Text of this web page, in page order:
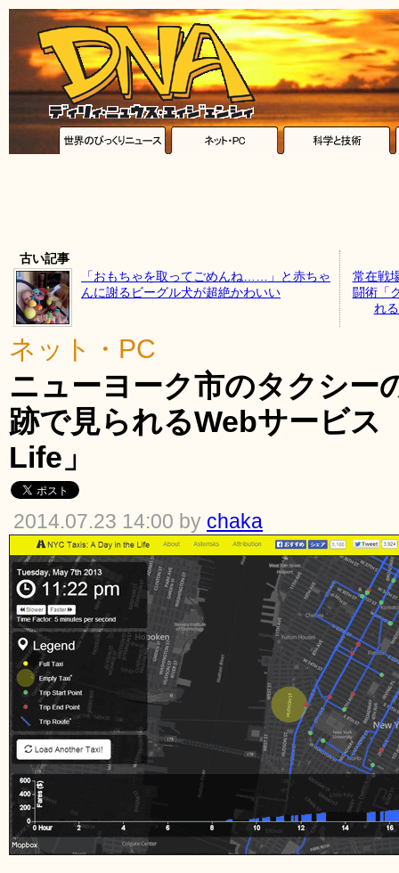
古い記事
「おもちゃを取ってごめんね……」と赤ちゃ
んに謝るビーグル犬が超絶かわいい
常在戦
闘術「
れ
ネット・PC
ニューヨーク市のタクシー
跡で見られるWebサービス
Life」
2014.07.23 14:00 by chaka